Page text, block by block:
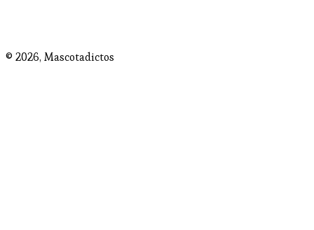
© 2026, Mascotadictos